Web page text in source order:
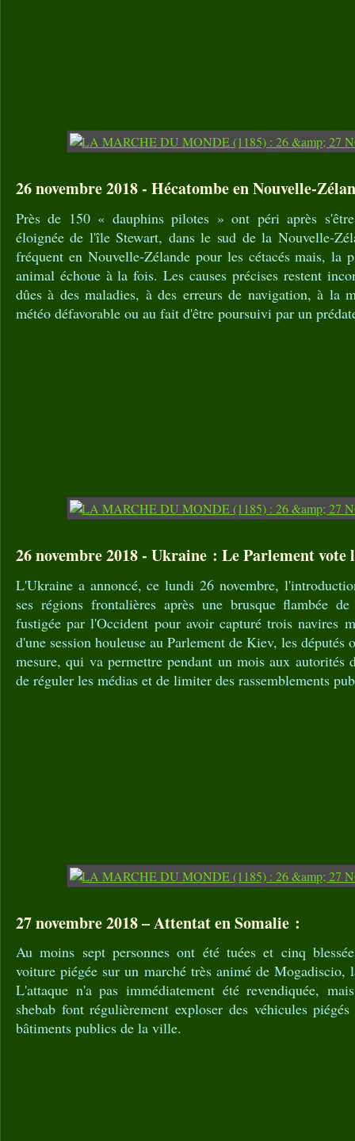
26 novembre 2018 - Hécatombe en Nouvelle-
Près de 150 « dauphins pilotes » ont péri après
éloignée de l'île Stewart, dans le sud de la Nouvelle-
fréquent en Nouvelle-Zélande pour les cétacés mais, la
animal échoue à la fois. Les causes précises restent
dûes à des maladies, à des erreurs de navigation, à la
météo défavorable ou au fait d'être poursuivi par un
26 novembre 2018 - Ukraine : Le Parlement
L'Ukraine a annoncé, ce lundi 26 novembre,
ses régions frontalières après une brusque flambée
fustigée par l'Occident pour avoir capturé trois navires
d'une session houleuse au Parlement de Kiev, les députés
mesure, qui va permettre pendant un mois aux autorités
de réguler les médias et de limiter des rassemblements
27 novembre 2018 – Attentat en Somalie :
Au moins sept personnes ont été tuées et cinq
voiture piégée sur un marché très animé de Mogadiscio,
L'attaque n'a pas immédiatement été revendiquée,
shebab font régulièrement exploser des véhicules
bâtiments publics de la ville.